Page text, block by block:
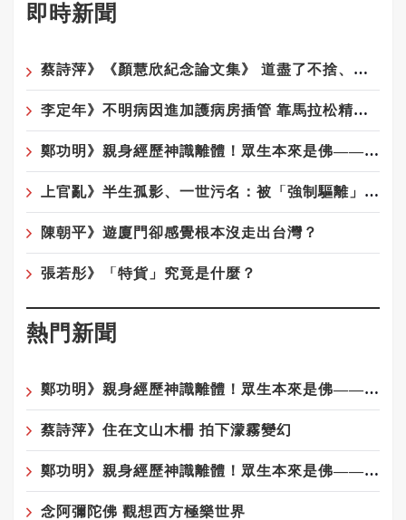
即時新聞
蔡詩萍》《顏慧欣紀念論文集》 道盡了不捨、遺憾、沉痛
李定年》不明病因進加護病房插管 靠馬拉松精神從鬼門關返回
鄭功明》親身經歷神識離體！眾生本來是佛——宇宙真相在念佛中顯現10——念佛驚覺：原來佛性從未離開你
上官亂》半生孤影、一世污名：被「強制驅離」陰影籠罩的榮民陸配遺屬們
陳朝平》遊廈門卻感覺根本沒走出台灣？
張若彤》「特貨」究竟是什麼？
熱門新聞
鄭功明》親身經歷神識離體！眾生本來是佛——宇宙真相在念佛中顯現4——回家：一場淚水與花開的覺醒之旅
蔡詩萍》住在文山木柵 拍下濛霧變幻
鄭功明》親身經歷神識離體！眾生本來是佛——宇宙真相在念佛中顯現6——夢境層層疊：心性本源，圓證常寂光
念阿彌陀佛 觀想西方極樂世界